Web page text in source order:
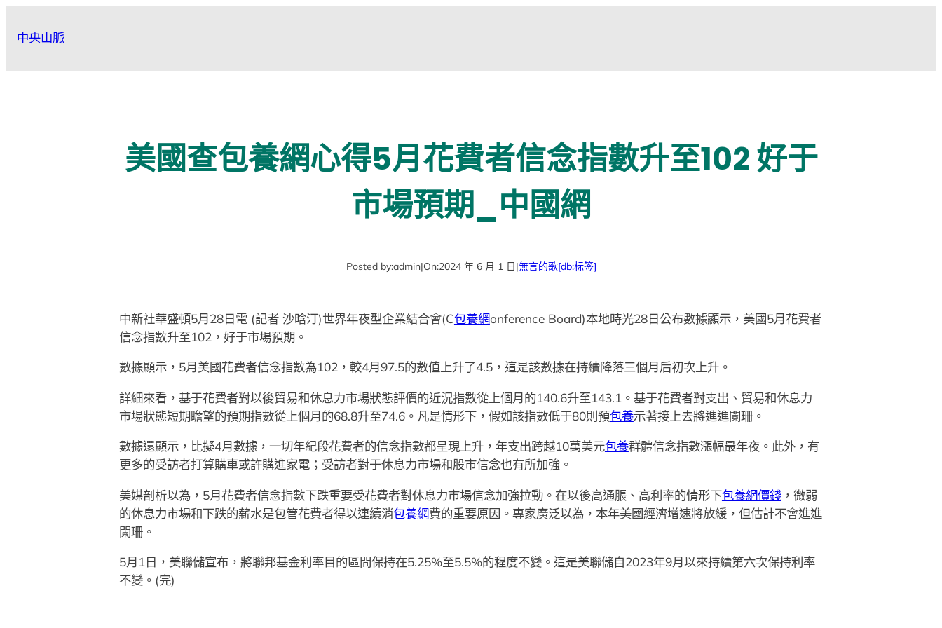
中央山脈
美國查包養網心得5月花費者信念指數升至102 好于
市場預期_中國網
Posted by:admin|On:2024 年 6 月 1 日|無言的歌[db:标签]
中新社華盛頓5月28日電 (記者 沙晗汀)世界年夜型企業結合會(C包養網onference Board)本地時光28日公布數據顯示，美國5月花費者
信念指數升至102，好于市場預期。
數據顯示，5月美國花費者信念指數為102，較4月97.5的數值上升了4.5，這是該數據在持續降落三個月后初次上升。
詳細來看，基于花費者對以後貿易和休息力市場狀態評價的近況指數從上個月的140.6升至143.1。基于花費者對支出、貿易和休息力
市場狀態短期瞻望的預期指數從上個月的68.8升至74.6。凡是情形下，假如該指數低于80則預包養示著接上去將進進闌珊。
數據還顯示，比擬4月數據，一切年紀段花費者的信念指數都呈現上升，年支出跨越10萬美元包養群體信念指數漲幅最年夜。此外，有
更多的受訪者打算購車或許購進家電；受訪者對于休息力市場和股市信念也有所加強。
美媒剖析以為，5月花費者信念指數下跌重要受花費者對休息力市場信念加強拉動。在以後高通脹、高利率的情形下包養網價錢，微弱
的休息力市場和下跌的薪水是包管花費者得以連續消包養網費的重要原因。專家廣泛以為，本年美國經濟增速將放緩，但估計不會進進
闌珊。
5月1日，美聯儲宣布，將聯邦基金利率目的區間保持在5.25%至5.5%的程度不變。這是美聯儲自2023年9月以來持續第六次保持利率
不變。(完)